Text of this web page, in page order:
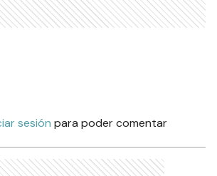
sesión para poder comentar